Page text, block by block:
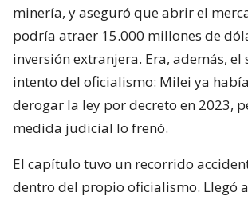
minería, y aseguró que abrir el
podría atraer 15.000 millones de
inversión extranjera. Era, además, el
intento del oficialismo: Milei ya
derogar la ley por decreto en 2023,
medida judicial lo frenó.
El capítulo tuvo un recorrido
dentro del propio oficialismo. Llegó